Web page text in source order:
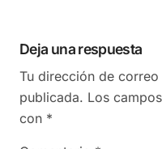
Deja una respuesta
Tu dirección de
publicada. Los
con *